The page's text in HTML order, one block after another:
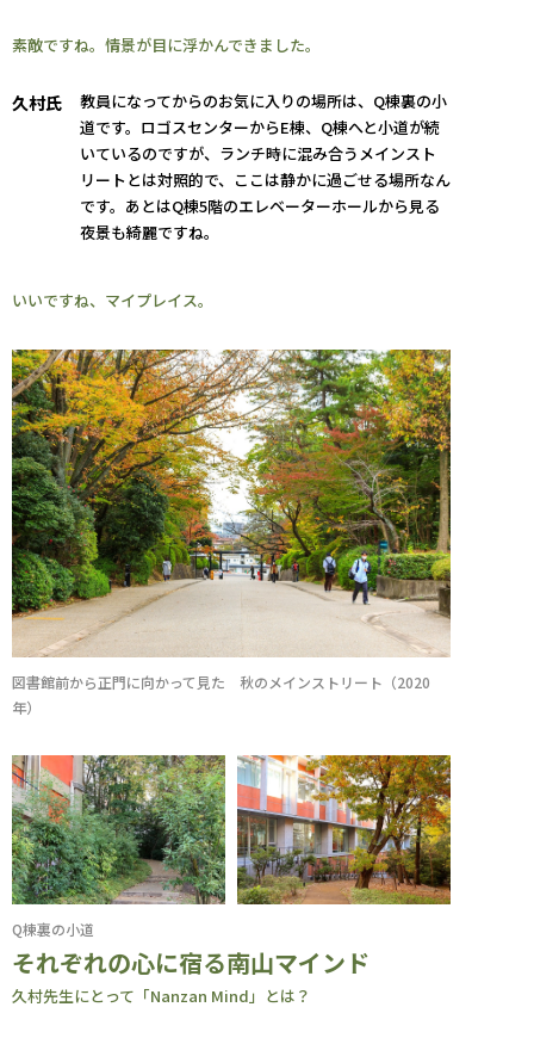
素敵ですね。情景が目に浮かんできました。
久村氏
教員になってからのお気に入りの場所は、Q棟裏の小
道です。ロゴスセンターからE棟、Q棟へと小道が続
いているのですが、ランチ時に混み合うメインスト
リートとは対照的で、ここは静かに過ごせる場所なん
です。あとはQ棟5階のエレベーターホールから見る
夜景も綺麗ですね。
いいですね、マイプレイス。
図書館前から正門に向かって見た 秋のメインストリート（2020
年）
Q棟裏の小道
それぞれの心に宿る南山マインド
久村先生にとって「Nanzan Mind」とは？